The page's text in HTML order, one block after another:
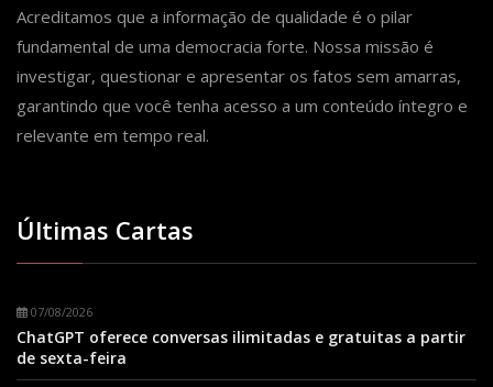
Acreditamos que a informação de qualidade é o pilar
fundamental de uma democracia forte. Nossa missão é
investigar, questionar e apresentar os fatos sem amarras,
garantindo que você tenha acesso a um conteúdo íntegro e
relevante em tempo real.
Últimas Cartas
07/08/2026
ChatGPT oferece conversas ilimitadas e gratuitas a partir
de sexta-feira